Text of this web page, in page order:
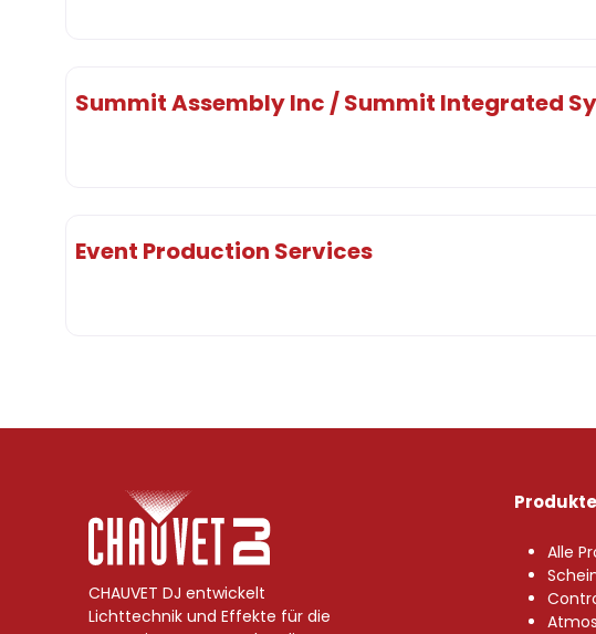
Summit Assembly Inc / Summit Integrated
Event Production Services
CHAUVET DJ entwickelt
Lichttechnik und Effekte für die
Produkte
Alle